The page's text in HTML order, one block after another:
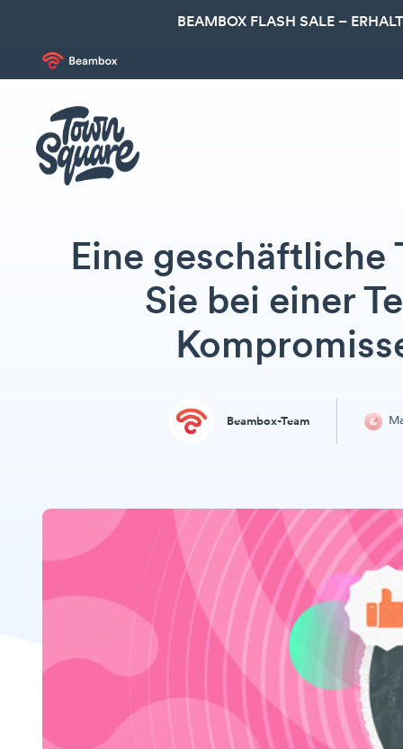
BEAMBOX FLASH SALE –
Eine geschäftliche
Sie bei einer
Beambox-Team